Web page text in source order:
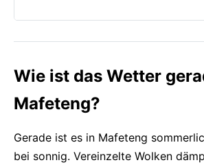
Wie ist das Wetter
Mafeteng?
Gerade ist es in Mafeteng
bei sonnig. Vereinzelte Wolken